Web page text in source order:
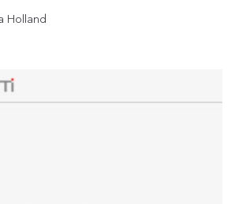
Holland